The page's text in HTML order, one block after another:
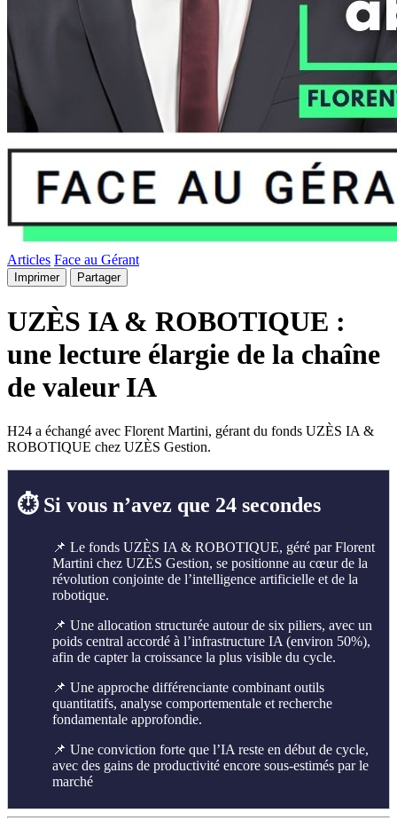
Articles Face au Gérant
Imprimer Partager
UZÈS IA & ROBOTIQUE :
une lecture élargie de la chaîne
de valeur IA
H24 a échangé avec Florent Martini, gérant du fonds UZÈS IA &
ROBOTIQUE chez UZÈS Gestion.
⏱️ Si vous n’avez que 24 secondes
📌 Le fonds UZÈS IA & ROBOTIQUE, géré par Florent
Martini chez UZÈS Gestion, se positionne au cœur de la
révolution conjointe de l’intelligence artificielle et de la
robotique.
📌 Une allocation structurée autour de six piliers, avec un
poids central accordé à l’infrastructure IA (environ 50%),
afin de capter la croissance la plus visible du cycle.
📌 Une approche différenciante combinant outils
quantitatifs, analyse comportementale et recherche
fondamentale approfondie.
📌 Une conviction forte que l’IA reste en début de cycle,
avec des gains de productivité encore sous-estimés par le
marché